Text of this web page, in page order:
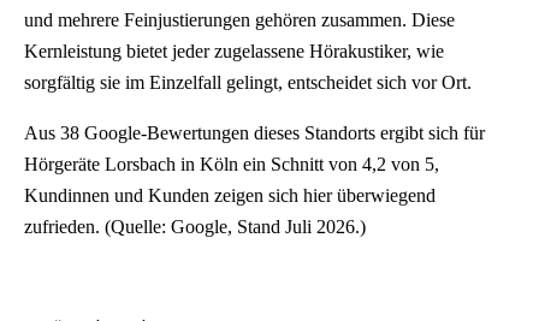
und mehrere Feinjustierungen gehören zusammen. Diese
Kernleistung bietet jeder zugelassene Hörakustiker, wie
sorgfältig sie im Einzelfall gelingt, entscheidet sich vor Ort.
Aus 38 Google-Bewertungen dieses Standorts ergibt sich für
Hörgeräte Lorsbach in Köln ein Schnitt von 4,2 von 5,
Kundinnen und Kunden zeigen sich hier überwiegend
zufrieden. (Quelle: Google, Stand Juli 2026.)